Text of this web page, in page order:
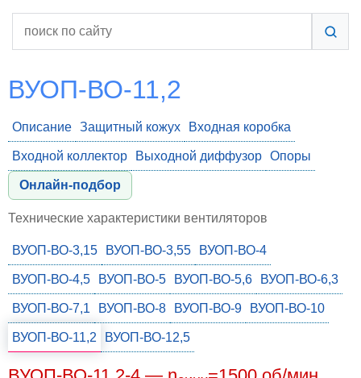
ВУОП-ВО-11,2
Описание Защитный кожух Входная коробка
Входной коллектор Выходной диффузор Опоры
Онлайн-подбор
Технические характеристики вентиляторов
ВУОП-ВО-3,15 ВУОП-ВО-3,55 ВУОП-ВО-4
ВУОП-ВО-4,5 ВУОП-ВО-5 ВУОП-ВО-5,6 ВУОП-ВО-6,3
ВУОП-ВО-7,1 ВУОП-ВО-8 ВУОП-ВО-9 ВУОП-ВО-10
ВУОП-ВО-11,2 ВУОП-ВО-12,5